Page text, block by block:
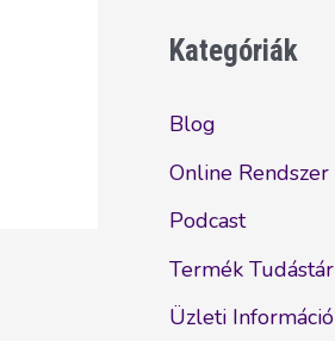
Kategóriák
Blog
Online Rendszer
Podcast
Termék Tudástár
Üzleti Információ